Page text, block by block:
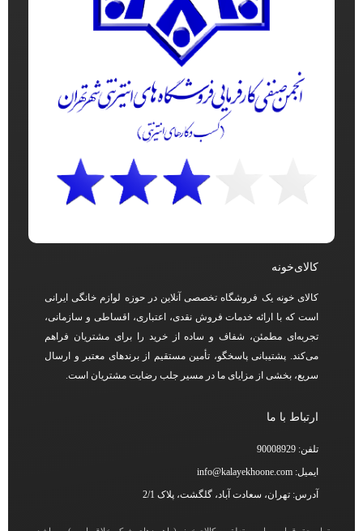
کالای‌خونه
کالای خونه یک فروشگاه تخصصی آنلاین در حوزه لوازم خانگی ایرانی
است که با ارائه خدمات فروش نقدی، اعتباری، اقساطی و سازمانی،
تجربه‌ای مطمئن، شفاف و ساده از خرید را برای مشتریان فراهم
می‌کند. پشتیبانی پاسخگو، تأمین مستقیم از برندهای معتبر و ارسال
سریع، بخشی از مزایای ما در مسیر جلب رضایت مشتریان است.
ارتباط با ما
تلفن: 90008929
ایمیل: info@kalayekhoone.com
آدرس: تهران، سعادت آباد، گلگشت، پلاک 2/1